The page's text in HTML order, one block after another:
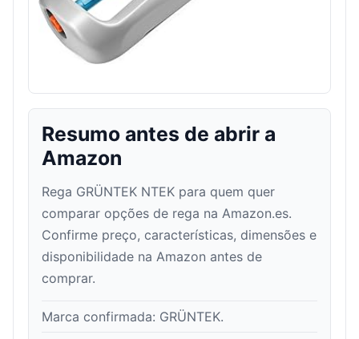
Resumo antes de abrir a
Amazon
Rega GRÜNTEK NTEK para quem quer
comparar opções de rega na Amazon.es.
Confirme preço, características, dimensões e
disponibilidade na Amazon antes de
comprar.
Marca confirmada: GRÜNTEK.